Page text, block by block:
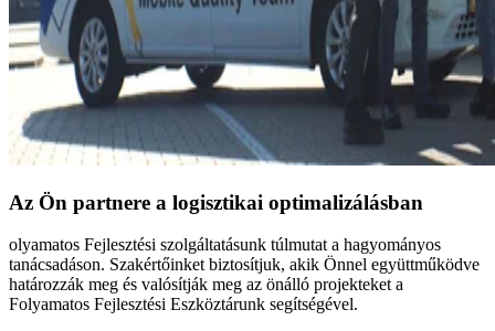
Az Ön partnere a logisztikai optimalizálásban
olyamatos Fejlesztési szolgáltatásunk túlmutat a hagyományos
tanácsadáson. Szakértőinket biztosítjuk, akik Önnel együttműködve
határozzák meg és valósítják meg az önálló projekteket a
Folyamatos Fejlesztési Eszköztárunk segítségével.